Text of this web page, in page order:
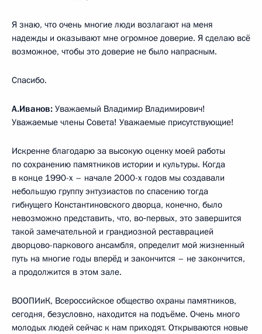
Я знаю, что очень многие люди возлагают на меня
надежды и оказывают мне огромное доверие. Я сделаю всё
возможное, чтобы это доверие не было напрасным.
Спасибо.
А.Иванов: Уважаемый Владимир Владимирович!
Уважаемые члены Совета! Уважаемые присутствующие!
Искренне благодарю за высокую оценку моей работы
по сохранению памятников истории и культуры. Когда
в конце 1990-х – начале 2000-х годов мы создавали
небольшую группу энтузиастов по спасению тогда
гибнущего Константиновского дворца, конечно, было
невозможно представить, что, во‑первых, это завершится
такой замечательной и грандиозной реставрацией
дворцово-паркового ансамбля, определит мой жизненный
путь на многие годы вперёд и закончится – не закончится,
а продолжится в этом зале.
ВООПИиК, Всероссийское общество охраны памятников,
сегодня, безусловно, находится на подъёме. Очень много
молодых людей сейчас к нам приходят. Открываются новые